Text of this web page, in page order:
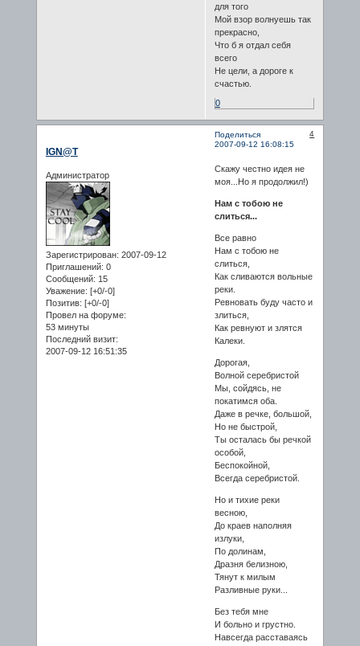
для того
Мой взор волнуешь так
прекрасно,
Что б я отдал себя
всего
Не цели, а дороге к
счастью.
0
Поделиться
4
2007-09-12 16:08:15
IGN@T
Администратор
Зарегистрирован: 2007-09-12
Приглашений: 0
Сообщений: 15
Уважение: [+0/-0]
Позитив: [+0/-0]
Провел на форуме:
53 минуты
Последний визит:
2007-09-12 16:51:35
Скажу честно идея не
моя...Но я продолжил!)
Нам с тобою не
слиться...
Все равно
Нам с тобою не
слиться,
Как сливаются вольные
реки.
Ревновать буду часто и
злиться,
Как ревнуют и злятся
Калеки.
Дорогая,
Волной серебристой
Мы, сойдясь, не
покатимся оба.
Даже в речке, большой,
Но не быстрой,
Ты осталась бы речкой
особой,
Беспокойной,
Всегда серебристой.
Но и тихие реки
весною,
До краев наполняя
излуки,
По долинам,
Дразня белизною,
Тянут к милым
Разливные руки...
Без тебя мне
И больно и грустно.
Навсегда расставаясь